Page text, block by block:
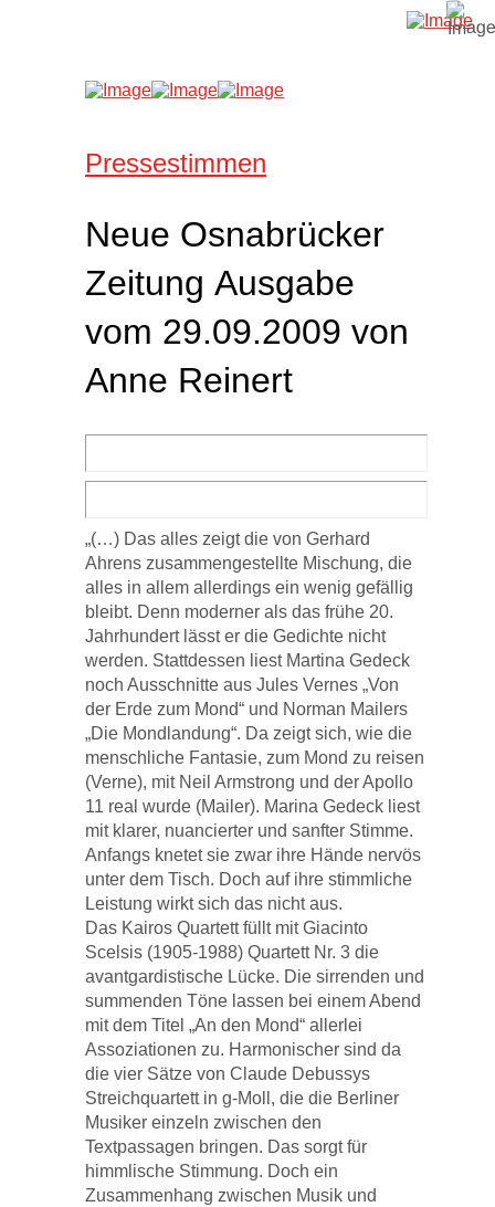
Pressestimmen
Neue Osnabrücker
Zeitung Ausgabe
vom 29.09.2009 von
Anne Reinert
„(…) Das alles zeigt die von Gerhard
Ahrens zusammengestellte Mischung, die
alles in allem allerdings ein wenig gefällig
bleibt. Denn moderner als das frühe 20.
Jahrhundert lässt er die Gedichte nicht
werden. Stattdessen liest Martina Gedeck
noch Ausschnitte aus Jules Vernes „Von
der Erde zum Mond“ und Norman Mailers
„Die Mondlandung“. Da zeigt sich, wie die
menschliche Fantasie, zum Mond zu reisen
(Verne), mit Neil Armstrong und der Apollo
11 real wurde (Mailer). Marina Gedeck liest
mit klarer, nuancierter und sanfter Stimme.
Anfangs knetet sie zwar ihre Hände nervös
unter dem Tisch. Doch auf ihre stimmliche
Leistung wirkt sich das nicht aus.
Das Kairos Quartett füllt mit Giacinto
Scelsis (1905-1988) Quartett Nr. 3 die
avantgardistische Lücke. Die sirrenden und
summenden Töne lassen bei einem Abend
mit dem Titel „An den Mond“ allerlei
Assoziationen zu. Harmonischer sind da
die vier Sätze von Claude Debussys
Streichquartett in g-Moll, die die Berliner
Musiker einzeln zwischen den
Textpassagen bringen. Das sorgt für
himmlische Stimmung. Doch ein
Zusammenhang zwischen Musik und